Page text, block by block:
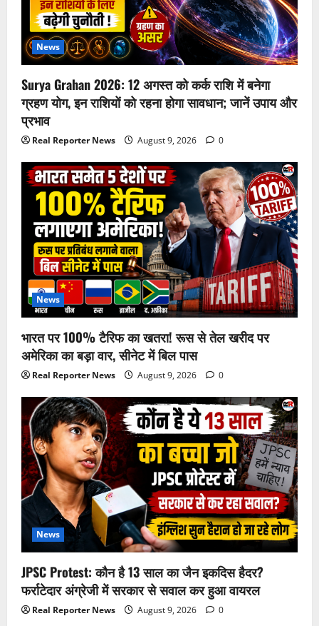
News
Surya Grahan 2026: 12 अगस्त को कर्क राशि में बनेगा
ग्रहण योग, इन राशियों को रहना होगा सावधान; जानें उपाय और
प्रभाव
Real Reporter News August 9, 2026 0
News
भारत पर 100% टैरिफ का खतरा! रूस से तेल खरीद पर
अमेरिका का बड़ा वार, सीनेट में बिल पास
Real Reporter News August 9, 2026 0
News
JPSC Protest: कौन है 13 साल का जैन इकदिस हैदर?
फर्राटेदार अंग्रेजी में सरकार से सवाल कर हुआ वायरल
Real Reporter News August 9, 2026 0